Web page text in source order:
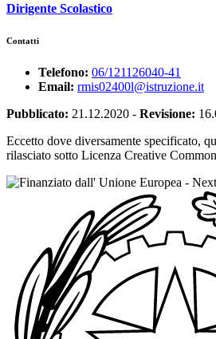
Dirigente Scolastico
Contatti
Telefono: 06/121126040-41
Email: rmis02400l@istruzione.it
Pubblicato: 21.12.2020 - Revisione:
Eccetto dove diversamente specificato,
rilasciato sotto Licenza Creative